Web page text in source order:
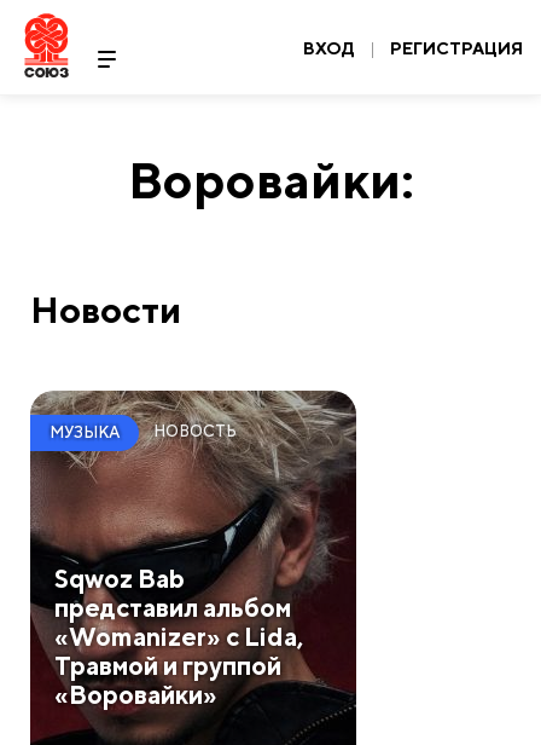
ВХОД | РЕГИСТРАЦИЯ
Воровайки:
Новости
МУЗЫКА НОВОСТЬ
Sqwoz Bab
представил альбом
«Womanizer» с Lida,
Травмой и группой
«Воровайки»